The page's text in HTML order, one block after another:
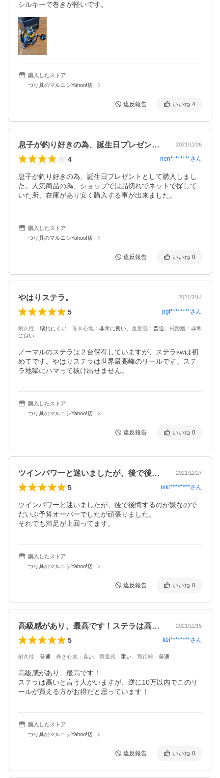
シルキーで巻きが軽いです。
購入したストア
つり具のマルニシYahoo!店
違反報告 いいね 4
息子が釣り好きの為、誕生日プレゼントと… 2021/11/26
4 nen********さん
息子が釣り好きの為、誕生日プレゼントとして購入しまし
た。人気商品の為、ショップでは品切れでネットで探して
いた所、在庫があり安く購入する事が出来ました。
購入したストア
つり具のマルニシYahoo!店
違反報告 いいね 0
やはりステラ。 2021/2/14
5 pgf********さん
耐久性 ： 壊れにくい 巻き心地 ： 非常に良い 重量感 ： 普通 飛距離 ： 非常
に良い
ノーマルのステラは２台保有していますが、ステラswは初
めてです。やはりステラは世界最高峰のリールです。ステ
ラ地獄にハマって抜け出せません。
購入したストア
つり具のマルニシYahoo!店
違反報告 いいね 0
ツインパワーと迷いましたが、後で後悔す… 2021/11/27
5 mkr********さん
ツインパワーと迷いましたが、後で後悔するのが嫌なので
だいぶ予算オーバーでしたが頑張りました。
それでも満足が上回ってます。
購入したストア
つり具のマルニシYahoo!店
違反報告 いいね 0
高級感があり、最高です！ステラは高いと… 2021/11/15
5 kei********さん
耐久性 ： 普通 巻き心地 ： 良い 重量感 ： 重い 飛距離 ： 普通
高級感があり、最高です！
ステラは高いと言う人がいますが、逆に10万以内でこのリ
ールが買える方がお得だと思っています！
購入したストア
つり具のマルニシYahoo!店
違反報告 いいね 0